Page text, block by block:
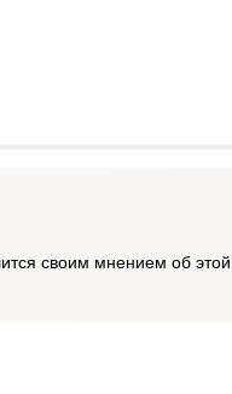
своим мнением об этой